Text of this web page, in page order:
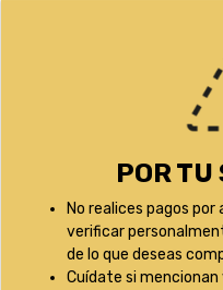
POR TU
No realices pagos
verificar
de lo que deseas
Cuídate si